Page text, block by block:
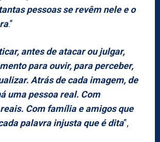
pessoas se revêm nele e o
.”
antes de atacar ou julgar,
para ouvir, para perceber,
Atrás de cada imagem, de
uma pessoa real. Com
Com família e amigos que
palavra injusta que é dita”,